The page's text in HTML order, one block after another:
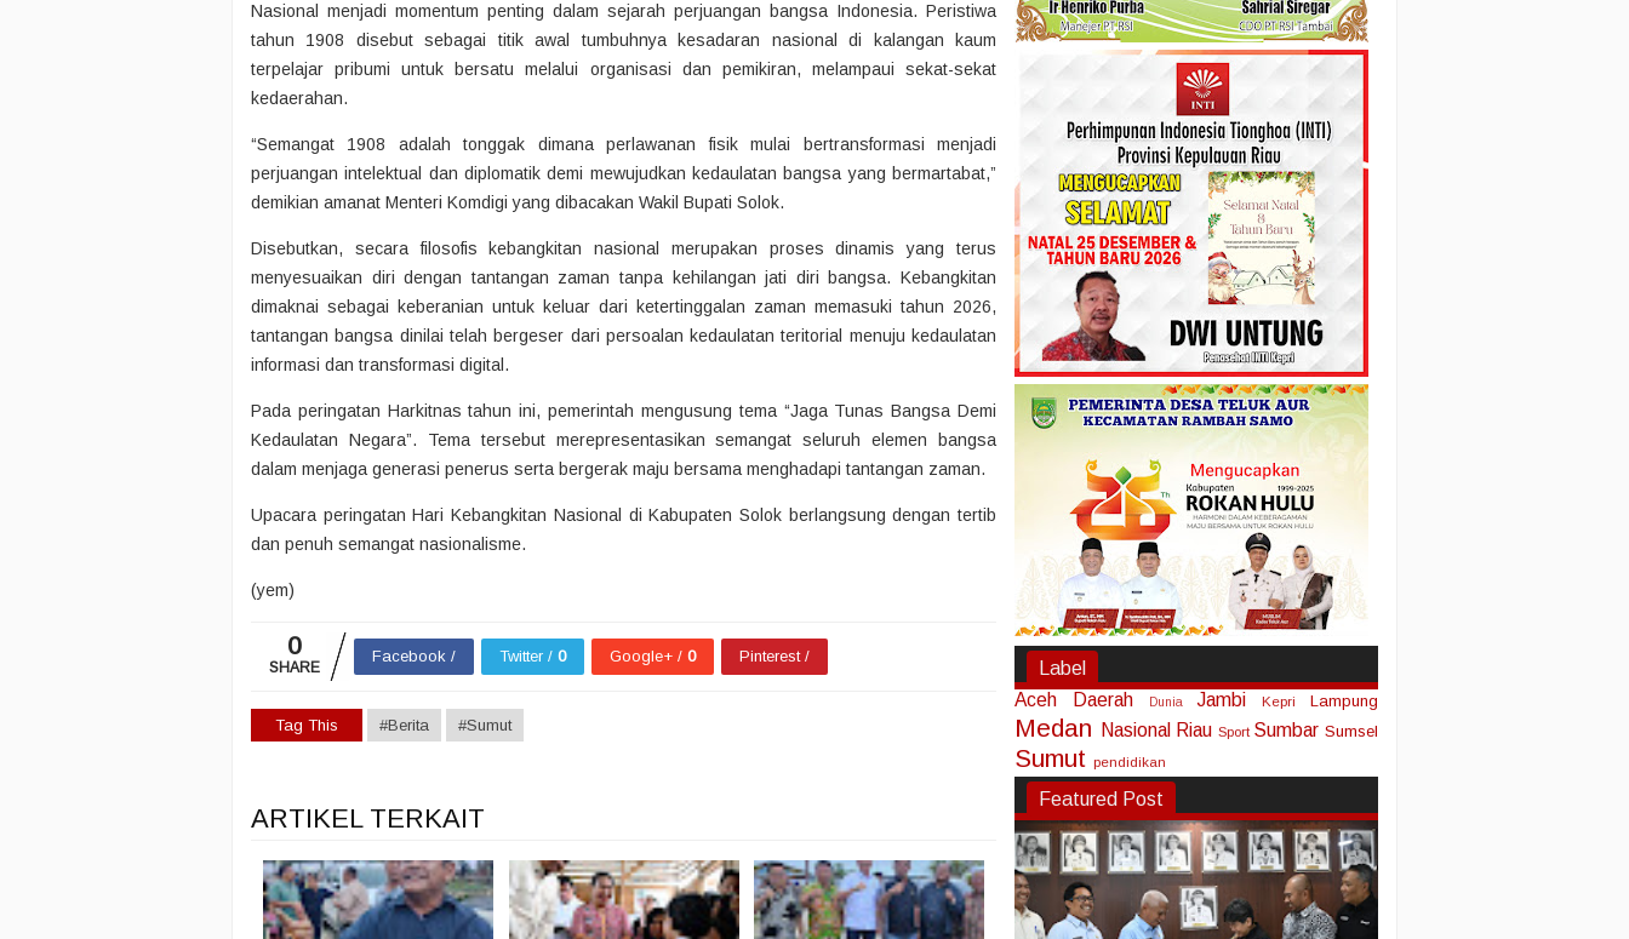
Nasional menjadi momentum penting dalam sejarah perjuangan bangsa Indonesia. Peristiwa
tahun 1908 disebut sebagai titik awal tumbuhnya kesadaran nasional di kalangan kaum
terpelajar pribumi untuk bersatu melalui organisasi dan pemikiran, melampaui sekat-sekat
kedaerahan.
“Semangat 1908 adalah tonggak dimana perlawanan fisik mulai bertransformasi menjadi
perjuangan intelektual dan diplomatik demi mewujudkan kedaulatan bangsa yang bermartabat,”
demikian amanat Menteri Komdigi yang dibacakan Wakil Bupati Solok.
Disebutkan, secara filosofis kebangkitan nasional merupakan proses dinamis yang terus
menyesuaikan diri dengan tantangan zaman tanpa kehilangan jati diri bangsa. Kebangkitan
dimaknai sebagai keberanian untuk keluar dari ketertinggalan zaman memasuki tahun 2026,
tantangan bangsa dinilai telah bergeser dari persoalan kedaulatan teritorial menuju kedaulatan
informasi dan transformasi digital.
Pada peringatan Harkitnas tahun ini, pemerintah mengusung tema “Jaga Tunas Bangsa Demi
Kedaulatan Negara”. Tema tersebut merepresentasikan semangat seluruh elemen bangsa
dalam menjaga generasi penerus serta bergerak maju bersama menghadapi tantangan zaman.
Upacara peringatan Hari Kebangkitan Nasional di Kabupaten Solok berlangsung dengan tertib
dan penuh semangat nasionalisme.
(yem)
0
SHARE
Facebook / Twitter / 0 Google+ / 0 Pinterest /
Tag This #Berita #Sumut
ARTIKEL TERKAIT
Label
Aceh
Daerah Dunia Jambi Kepri Lampung
Medan Nasional Riau Sport Sumbar Sumsel
Sumut pendidikan
Featured Post